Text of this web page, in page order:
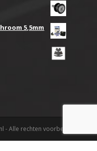
5,5mm
Alle rechten voorbehouden.